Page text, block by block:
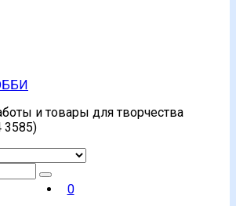
и товары для творчества
3585)
0